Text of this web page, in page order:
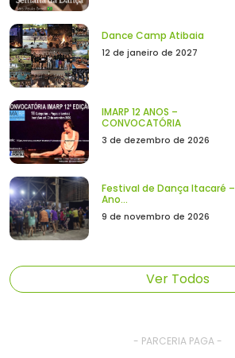
Dance Camp Atibaia
12 de janeiro de 2027
IMARP 12 ANOS –
CONVOCATÓRIA
3 de dezembro de 2026
Festival de Dança Itacaré –
Ano...
9 de novembro de 2026
Ver Todos
- PARCERIA PAGA -